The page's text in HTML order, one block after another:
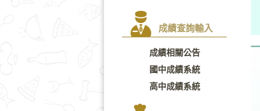
成績查詢輸入
成績相關公告
國中成績系統
高中成績系統